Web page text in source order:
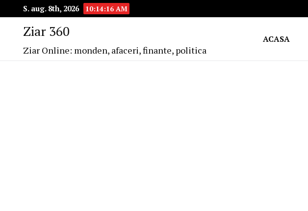
S. aug. 8th, 2026 10:14:18 AM
Ziar 360
Ziar Online: monden, afaceri, finante, politica
ACASA